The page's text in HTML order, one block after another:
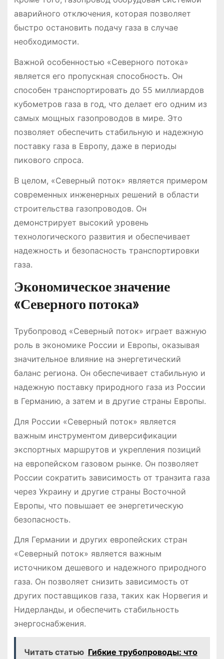
аварийного отключения, которая позволяет
быстро остановить подачу газа в случае
необходимости.
Важной особенностью «Северного потока»
является его пропускная способность. Он
способен транспортировать до 55 миллиардов
кубометров газа в год, что делает его одним из
самых мощных газопроводов в мире. Это
позволяет обеспечить стабильную и надежную
поставку газа в Европу, даже в периоды
пикового спроса.
В целом, «Северный поток» является примером
современных инженерных решений в области
строительства газопроводов. Он
демонстрирует высокий уровень
технологического развития и обеспечивает
надежность и безопасность транспортировки
газа.
Экономическое значение
«Северного потока»
Трубопровод «Северный поток» играет важную
роль в экономике России и Европы, оказывая
значительное влияние на энергетический
баланс региона. Он обеспечивает стабильную и
надежную поставку природного газа из России
в Германию, а затем и в другие страны Европы.
Для России «Северный поток» является
важным инструментом диверсификации
экспортных маршрутов и укрепления позиций
на европейском газовом рынке. Он позволяет
России сократить зависимость от транзита газа
через Украину и другие страны Восточной
Европы, что повышает ее энергетическую
безопасность.
Для Германии и других европейских стран
«Северный поток» является важным
источником дешевого и надежного природного
газа. Он позволяет снизить зависимость от
других поставщиков газа, таких как Норвегия и
Нидерланды, и обеспечить стабильность
энергоснабжения.
Читать статью Гибкие трубопроводы: что